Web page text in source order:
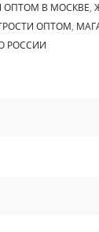
ОПТОМ В МОСКВЕ,
ОПТОМ,
РОССИИ